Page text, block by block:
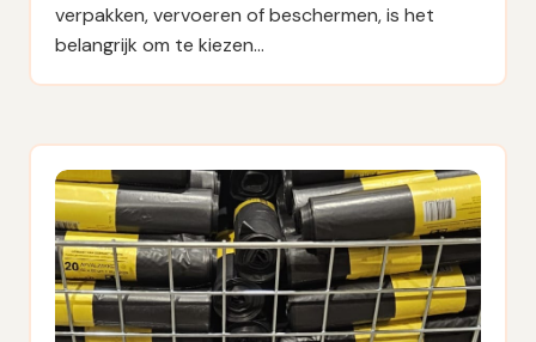
verpakken, vervoeren of beschermen, is het
belangrijk om te kiezen…